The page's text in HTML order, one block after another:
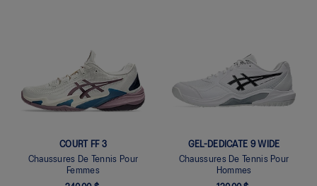
COURT FF 3
Chaussures De Tennis Pour
Femmes
GEL-DEDICATE 9 WIDE
Chaussures De Tennis Pour
Hommes